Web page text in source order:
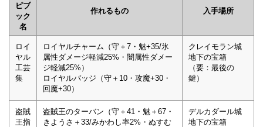
ピブ
ック
名
作れるもの 入手場所
ロイ
ヤル
工芸
集
ロイヤルチャーム（守＋7・魅+35/氷
属性ダメージ軽減25%・闇属性ダメー
ジ軽減25%）
ロイヤルバッジ（守＋10・攻魔+30・
回魔+30）
クレイモラン城
地下の宝箱
（要：最後の
鍵）
盗賊
王指
盗賊王のターバン（守＋41・魅＋67・
きようさ＋33/みかわし率2%・ぬすむ
デルカダール城
地下の宝箱